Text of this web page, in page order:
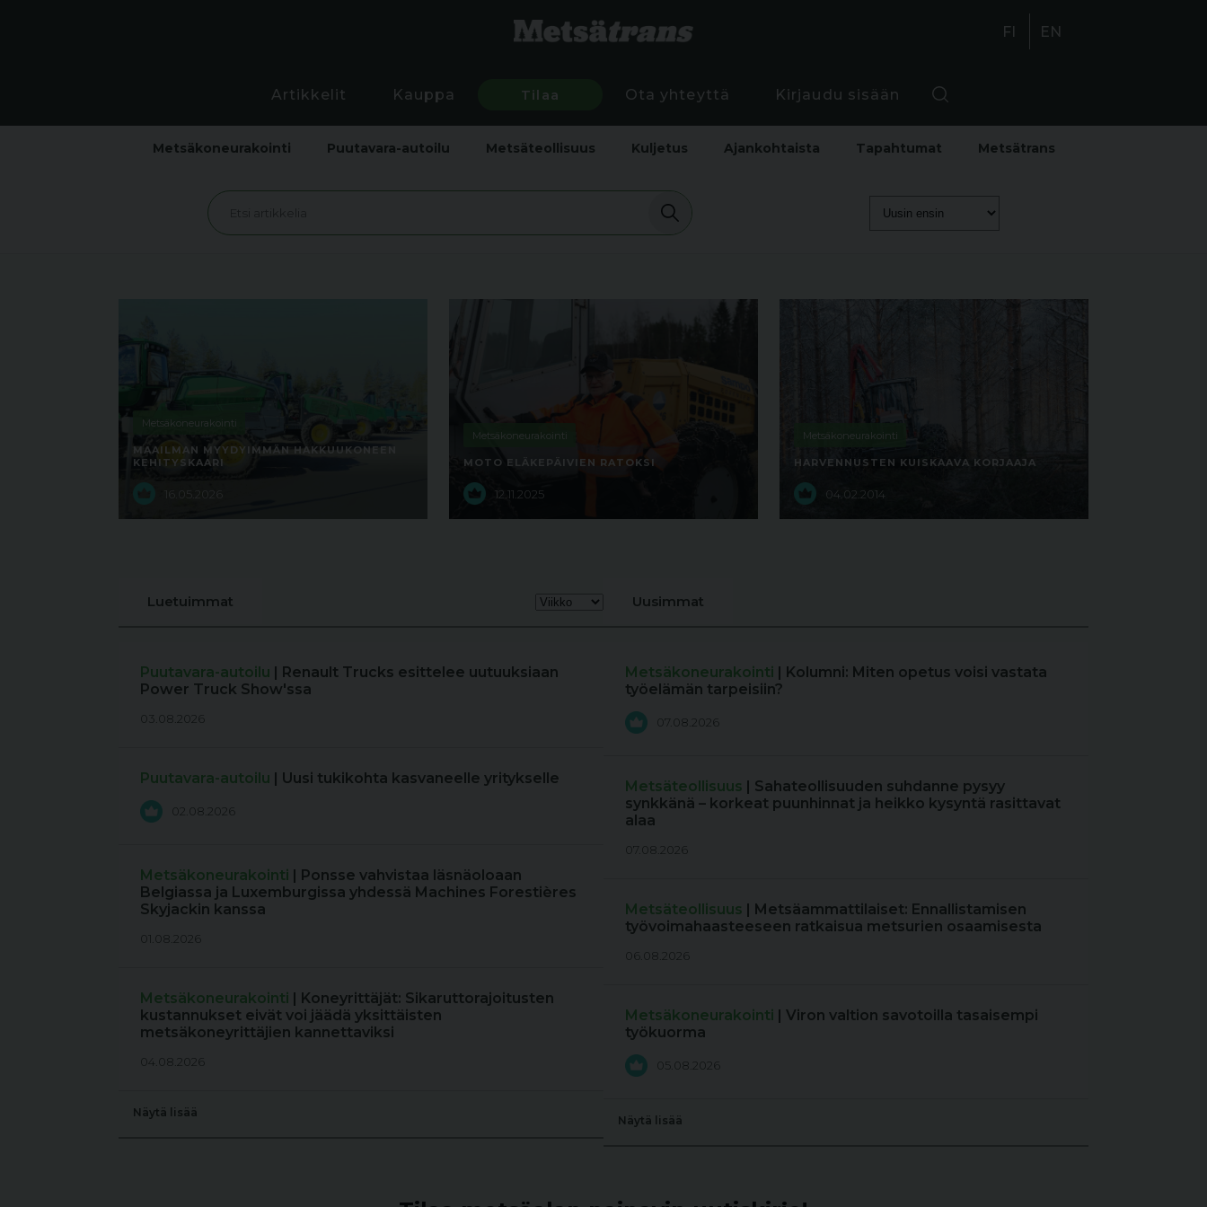
FI EN
Artikkelit Kauppa Tilaa Ota yhteyttä Kirjaudu sisään
Metsäkoneurakointi Puutavara-autoilu Metsäteollisuus Kuljetus Ajankohtaista Tapahtumat Metsätrans
Metsäkoneurakointi
MAAILMAN MYYDYIMMÄN HAKKUUKONEEN
KEHITYSKAARI
16.05.2026
Metsäkoneurakointi
MOTO ELÄKEPÄIVIEN RATOKSI
12.11.2025
Metsäkoneurakointi
HARVENNUSTEN KUISKAAVA KORJAAJA
04.02.2014
Luetuimmat
Puutavara-autoilu | Renault Trucks esittelee uutuuksiaan
Power Truck Show'ssa
03.08.2026
Puutavara-autoilu | Uusi tukikohta kasvaneelle yritykselle
02.08.2026
Metsäkoneurakointi | Ponsse vahvistaa läsnäoloaan
Belgiassa ja Luxemburgissa yhdessä Machines Forestières
Skyjackin kanssa
01.08.2026
Metsäkoneurakointi | Koneyrittäjät: Sikaruttorajoitusten
kustannukset eivät voi jäädä yksittäisten
metsäkoneyrittäjien kannettaviksi
04.08.2026
Näytä lisää
Uusimmat
Metsäkoneurakointi | Kolumni: Miten opetus voisi vastata
työelämän tarpeisiin?
07.08.2026
Metsäteollisuus | Sahateollisuuden suhdanne pysyy
synkkänä – korkeat puunhinnat ja heikko kysyntä rasittavat
alaa
07.08.2026
Metsäteollisuus | Metsäammattilaiset: Ennallistamisen
työvoimahaasteeseen ratkaisua metsurien osaamisesta
06.08.2026
Metsäkoneurakointi | Viron valtion savotoilla tasaisempi
työkuorma
05.08.2026
Näytä lisää